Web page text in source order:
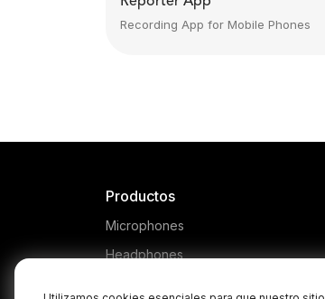
Recording App for Mobile Phones
Productos
Microphones
Headphones